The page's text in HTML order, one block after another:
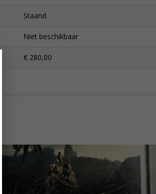
Staand
Niet beschikbaar
€ 280,00